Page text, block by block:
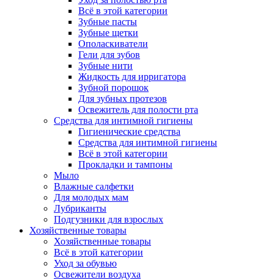
Всё в этой категории
Зубные пасты
Зубные щетки
Ополаскиватели
Гели для зубов
Зубные нити
Жидкость для ирригатора
Зубной порошок
Для зубных протезов
Освежитель для полости рта
Средства для интимной гигиены
Гигиенические средства
Средства для интимной гигиены
Всё в этой категории
Прокладки и тампоны
Мыло
Влажные салфетки
Для молодых мам
Лубриканты
Подгузники для взрослых
Хозяйственные товары
Хозяйственные товары
Всё в этой категории
Уход за обувью
Освежители воздуха